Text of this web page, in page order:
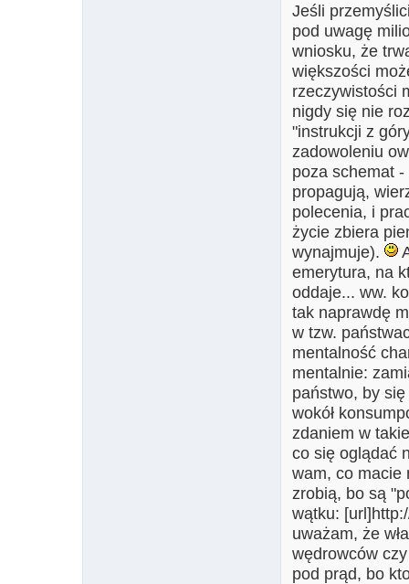
Jeśli
pod uwagę
wniosku, że
większości
rzeczywistości
nigdy się nie
"instrukcji z
zadowoleniu
poza schemat
propagują,
polecenia, i
życie zbiera
wynajmuje).
emerytura, na
oddaje... ww.
tak naprawdę
w tzw.
mentalność
mentalnie:
państwo, by
wokół
zdaniem w
co się oglądać
wam, co macie
zrobią, bo są
wątku:
uważam, że
wędrowców
pod prąd, bo